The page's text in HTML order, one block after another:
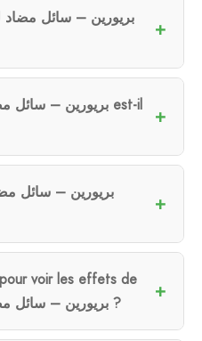
voir les effets de
بريورين – سائل مضاد لتساقط الشعر، 50 مل ?